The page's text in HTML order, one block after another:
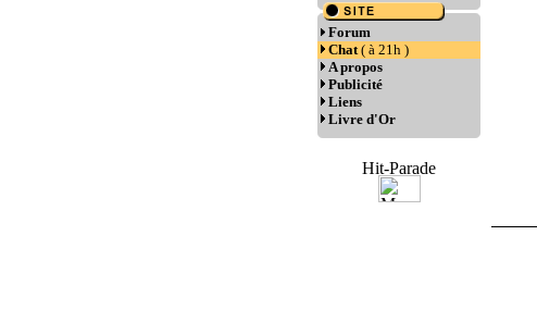
Forum
Chat( à 21h )
A propos
Publicité
Liens
Livre d'Or